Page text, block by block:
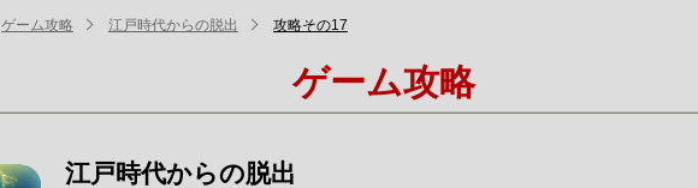
ゲーム攻略 江戸時代からの脱出 攻略その17
ゲーム攻略
江戸時代からの脱出